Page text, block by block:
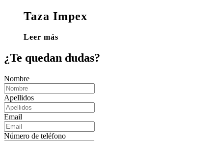
Taza Impex
Leer más
¿Te quedan dudas?
Nombre
Apellidos
Email
Número de teléfono